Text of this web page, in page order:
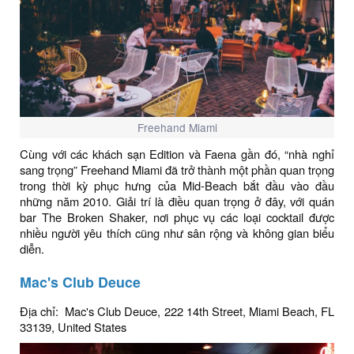
Freehand Miami
Cùng với các khách sạn Edition và Faena gần đó, “nhà nghỉ
sang trọng” Freehand Miami đã trở thành một phần quan trọng
trong thời kỳ phục hưng của Mid-Beach bắt đầu vào đầu
những năm 2010. Giải trí là điều quan trọng ở đây, với quán
bar The Broken Shaker, nơi phục vụ các loại cocktail được
nhiều người yêu thích cũng như sân rộng và không gian biểu
diễn.
Mac's Club Deuce
Địa chỉ: Mac's Club Deuce, 222 14th Street, Miami Beach, FL
33139, United States